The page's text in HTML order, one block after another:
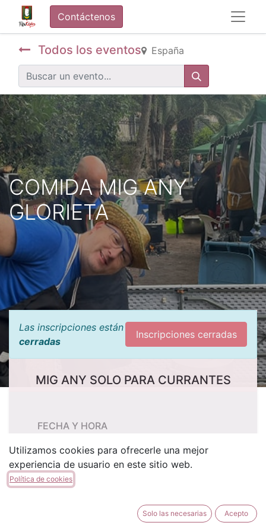
Contáctenos
Todos los eventos España
COMIDA MIG ANY
GLORIETA
Las inscripciones están
cerradas
Inscripciones cerradas
MIG ANY SOLO PARA CURRANTES
FECHA Y HORA
sábado, 26 de octubre de 2024
14:30 18:30( Europe/Madrid)
Añadir al calendario
Utilizamos cookies para ofrecerle una mejor
experiencia de usuario en este sitio web.
Política de cookies
Solo las necesarias Acepto